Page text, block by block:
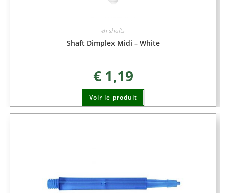
eh shafts
Shaft Dimplex Midi – White
€1,19
Voir le produit